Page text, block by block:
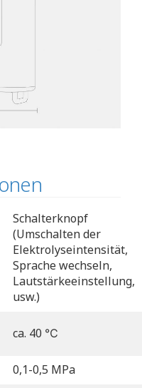
Schalterknopf
(Umschalten der
Elektrolyseintensität,
Sprache wechseln,
Lautstärkeeinstellung,
usw.)
ca. 40 ℃
0,1-0,5 MPa